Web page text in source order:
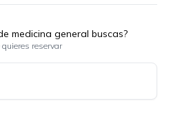
medicina general buscas?
quieres reservar